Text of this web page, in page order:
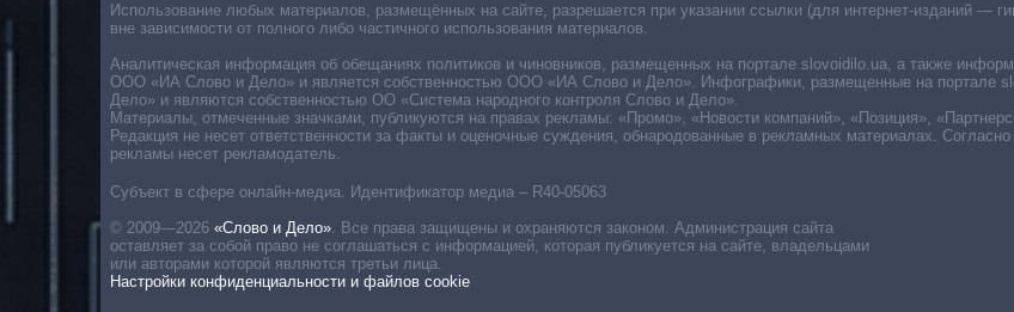
Субъект в сфере онлайн-медиа. Идентификатор медиа – R40-05063
© 2009—2026 «Слово и Дело». Все права защищены и охраняются законом. Администрация сайта
оставляет за собой право не соглашаться с информацией, которая публикуется на сайте, владельцами
или авторами которой являются третьи лица.
Настройки конфиденциальности и файлов cookie
Использование любых материалов, размещённых на сайте, разрешается при указании ссылки (для интернет-изданий —
вне зависимости от полного либо частичного использования материалов.
Аналитическая информация об обещаниях политиков и чиновников, размещенных на портале slovoidilo.ua, а также
ООО «ИА Слово и Дело» и является собственностью ООО «ИА Слово и Дело». Инфографики, размещенные на портале
Дело» и являются собственностью ОО «Система народного контроля Слово и Дело».
Материалы, отмеченные значками, публикуются на правах рекламы: «Промо», «Новости компаний», «Позиция»,
Редакция не несет ответственности за факты и оценочные суждения, обнародованные в рекламных материалах.
рекламы несет рекламодатель.